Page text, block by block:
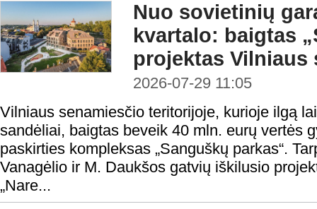
Nuo sovietinių
kvartalo: baigtas
projektas Vilniaus
2026-07-29 11:05
Vilniaus senamiesčio teritorijoje, kurioje ilgą
sandėliai, baigtas beveik 40 mln. eurų vertės
paskirties kompleksas „Sanguškų parkas“.
Vanagėlio ir M. Daukšos gatvių iškilusio
„Nare...